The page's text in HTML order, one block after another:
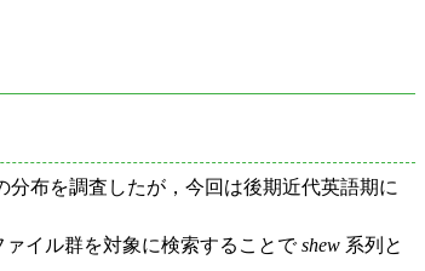
分布を調査したが，今回は後期近代英語期に
ァイル群を対象に検索することでshew 系列と